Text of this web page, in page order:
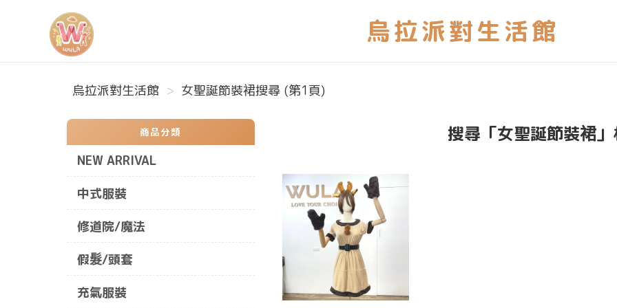
烏拉派對生活館
烏拉派對生活館 女聖誕節裝裙搜尋 (第1頁)
商品分類
NEW ARRIVAL
中式服裝
修道院/魔法
假髮/頭套
充氣服裝
搜尋「女聖誕節裝裙